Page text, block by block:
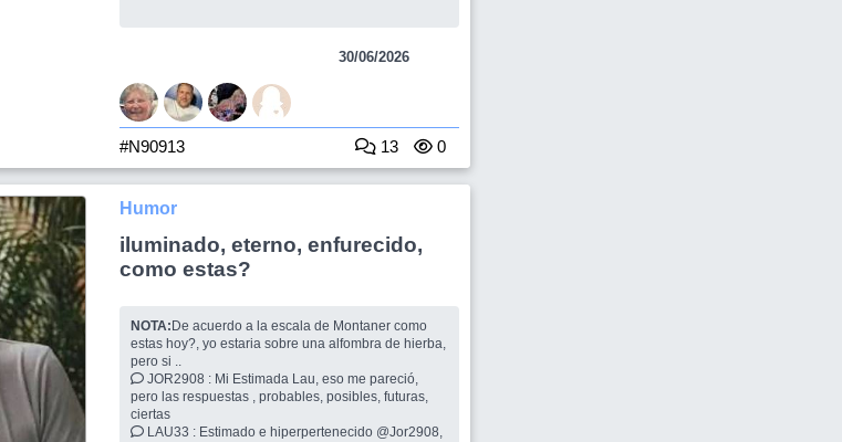
30/06/2026
#N90913 13 0
Humor
iluminado, eterno, enfurecido,
como estas?
NOTA: De acuerdo a la escala de Montaner como
estas hoy?, yo estaria sobre una alfombra de hierba,
pero si ..
JOR2908 : Mi Estimada Lau, eso me pareció,
pero las respuestas , probables, posibles, futuras,
ciertas
LAU33 : Estimado e hiperpertenecido @Jor2908,